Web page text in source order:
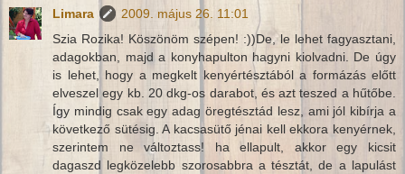
Limara
2009. május 26. 11:01
Szia Rozika! Köszönöm szépen! :))De, le lehet fagyasztani,
adagokban, majd a konyhapulton hagyni kiolvadni. De úgy
is lehet, hogy a megkelt kenyértésztából a formázás előtt
elveszel egy kb. 20 dkg-os darabot, és azt teszed a hűtőbe.
Így mindig csak egy adag öregtésztád lesz, ami jól kibírja a
következő sütésig. A kacsasütő jénai kell ekkora kenyérnek,
szerintem ne változtass! ha ellapult, akkor egy kicsit
dagaszd legközelebb szorosabbra a tésztát, de a lapulást